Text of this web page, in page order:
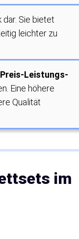
Sie bietet
leichter zu
Preis-Leistungs-
Eine höhere
Qualität
im